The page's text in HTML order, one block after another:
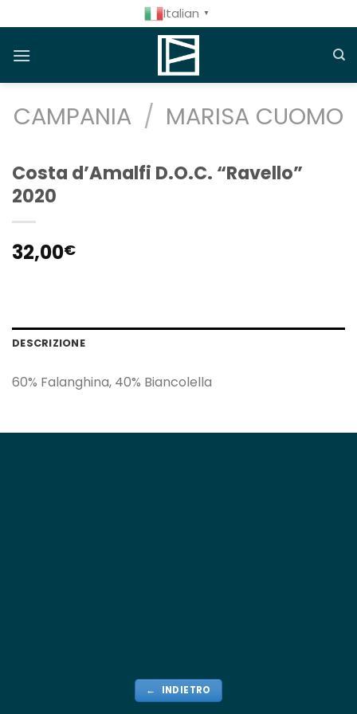
ai
contenuti
Italian ▼
CAMPANIA / MARISA CUOMO
Costa d’Amalfi D.O.C. “Ravello”
2020
32,00€
DESCRIZIONE
60% Falanghina, 40% Biancolella
← INDIETRO